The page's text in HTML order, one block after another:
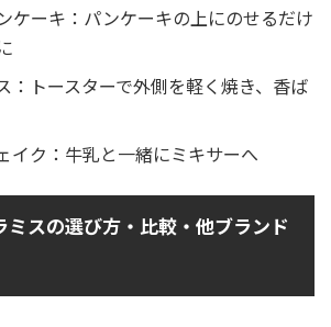
ケーキ：パンケーキの上にのせるだけ
：トースターで外側を軽く焼き、香ば
イク：牛乳と一緒にミキサーへ
ミスの選び方・比較・他ブランド